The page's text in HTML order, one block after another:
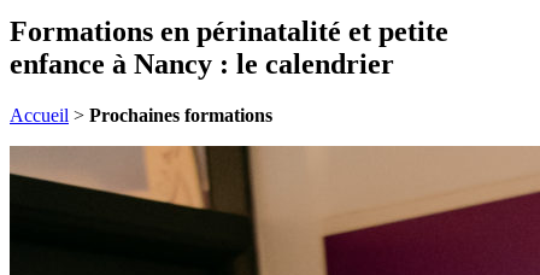
Formations en périnatalité et petite
enfance à Nancy : le calendrier
Accueil > Prochaines formations